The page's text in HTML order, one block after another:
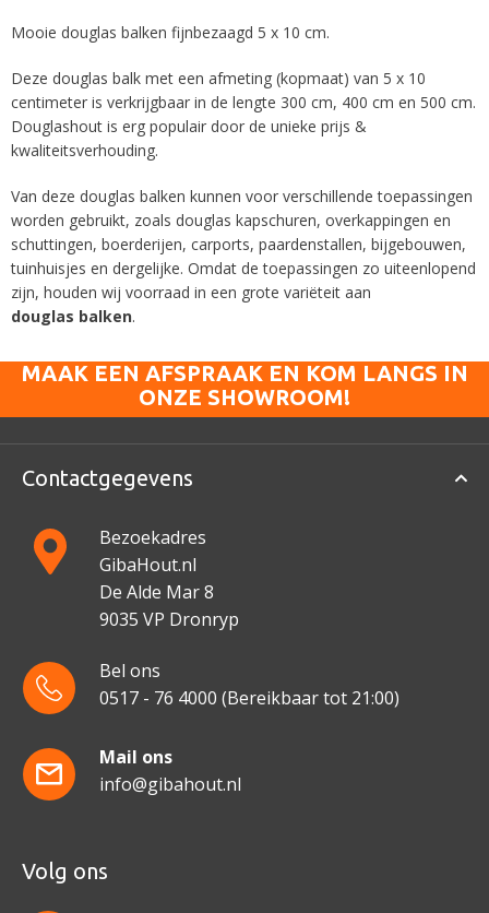
Mooie douglas balken fijnbezaagd 5 x 10 cm.
Deze douglas balk met een afmeting (kopmaat) van 5 x 10
centimeter is verkrijgbaar in de lengte 300 cm, 400 cm en 500 cm.
Douglashout is erg populair door de unieke prijs &
kwaliteitsverhouding.
Van deze douglas balken kunnen voor verschillende toepassingen
worden gebruikt, zoals douglas kapschuren, overkappingen en
schuttingen, boerderijen, carports, paardenstallen, bijgebouwen,
tuinhuisjes en dergelijke. Omdat de toepassingen zo uiteenlopend
zijn, houden wij voorraad in een grote variëteit aan
douglas balken.
MAAK EEN AFSPRAAK EN KOM LANGS IN
ONZE SHOWROOM!
Contactgegevens
Bezoekadres
GibaHout.nl
De Alde Mar 8
9035 VP Dronryp
Bel ons
0517 - 76 4000 (Bereikbaar tot 21:00)
Mail ons
info@gibahout.nl
Volg ons